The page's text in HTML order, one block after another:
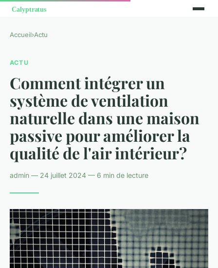
Accueil›Actu
ACTU
Comment intégrer un
système de ventilation
naturelle dans une maison
passive pour améliorer la
qualité de l'air intérieur?
admin — 24 juillet 2024 — 6 min de lecture